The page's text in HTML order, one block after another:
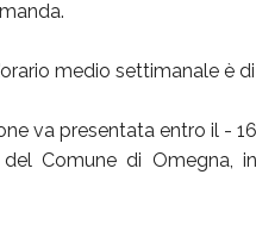
medio settimanale è
va presentata entro il -
del Comune di